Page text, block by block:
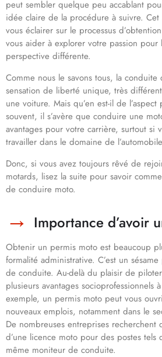
peut sembler quelque peu accablant
idée claire de la procédure à suivre.
vous éclairer sur le processus
vous aider à explorer votre passion pour
perspective différente.
Comme nous le savons tous, la conduite
sensation de liberté unique, très
une voiture. Mais qu’en est-il de
souvent, il s’avère que conduire une
avantages pour votre carrière, surtout si
travailler dans le domaine de
Donc, si vous avez toujours rêvé de
motards, lisez la suite pour savoir
de conduire moto.
Importance d’avoir
Obtenir un permis moto est beaucoup
formalité administrative. C’est un
de conduite. Au-delà du plaisir de
plusieurs avantages socioprofessionnels
exemple, un permis moto peut vous
nouveaux emplois, notamment dans le
De nombreuses entreprises recherchent
d’une licence moto pour des postes tels
même moniteur de conduite.